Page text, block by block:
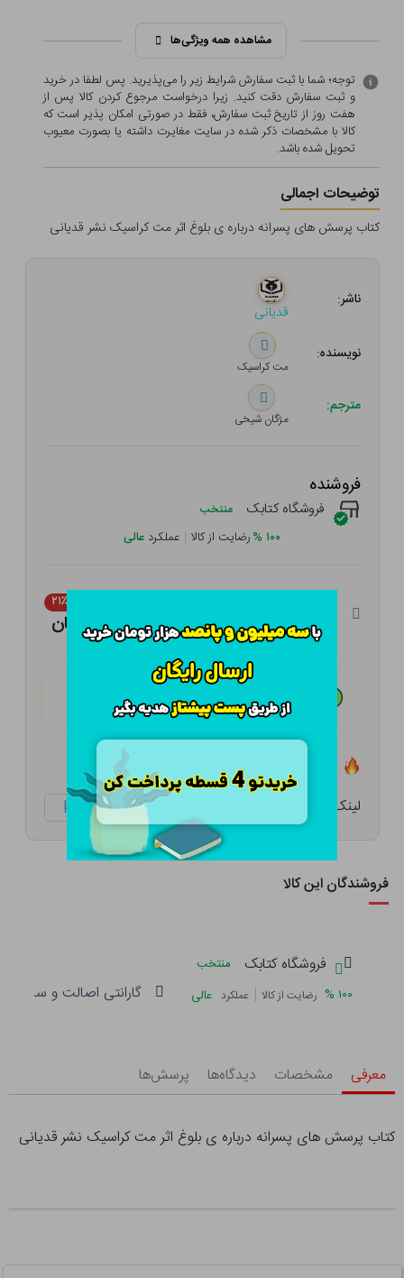
مشاهده همه ویژگی‌ها
توجه؛ شما با ثبت سفارش شرایط زیر را می‌پذیرید. پس لطفا در خرید
و ثبت سفارش دقت کنید. زیرا درخواست مرجوع کردن کالا پس از
هفت روز از تاریخ ثبت سفارش، فقط در صورتی امکان پذیر است که
کالا با مشخصات ذکر شده در سایت مغایرت داشته یا بصورت معيوب
تحویل شده باشد.
توضیحات اجمالی
کتاب پرسش های پسرانه درباره ی بلوغ اثر مت کراسیک نشر قدیانی
ناشر:
قدیانی
نویسنده:
مت کراسیک
مترجم:
مژگان شیخی
فروشنده
فروشگاه کتابک منتخب
۱۰۰ %رضایت از کالا | عملکرد عالی
۲۱٪
۳۱۶,۰۰۰ تومان
هـر قسط با تــرب‌پــی:
۴ قسط مــاهـانـه؛ بـدون سـود، چـک و ضـامـن
لینک کوتاه: ketabtala.com/sbp-47867
فروشندگان این کالا
فروشگاه کتابک
منتخب
۱۰۰ % رضایت از کالا | عملکرد عالی گارانتی اصالت و سلامت
معرفی مشخصات دیدگاه‌ها پرسش‌ها
کتاب پرسش های پسرانه درباره ی بلوغ اثر مت کراسیک نشر قدیانی